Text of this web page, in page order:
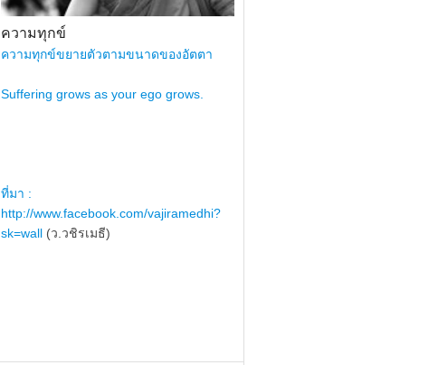
ความทุกข์
ความทุกข์ขยายตัวตามขนาดของอัตตา
Suffering grows as your ego grows.
ที่มา :
http://www.facebook.com/vajiramedhi?
sk=wall (ว.วชิรเมธี)